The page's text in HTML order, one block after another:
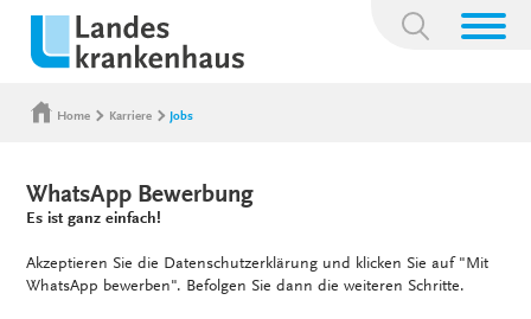
Suchbegriff:
Home Karriere Jobs
WhatsApp Bewerbung
Es ist ganz einfach!
Akzeptieren Sie die Datenschutzerklärung und klicken Sie auf "Mit
WhatsApp bewerben". Befolgen Sie dann die weiteren Schritte.